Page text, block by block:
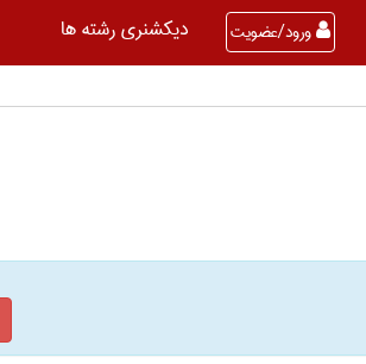
ورود/عضویت دیکشنری رشته ها